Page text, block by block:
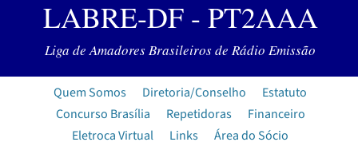
LABRE-DF - PT2AAA
Liga de Amadores Brasileiros de Rádio Emissão
Quem Somos Diretoria/Conselho
Estatuto
Concurso Brasília
Repetidoras
Financeiro
Eletroca Virtual
Links
Área do Sócio